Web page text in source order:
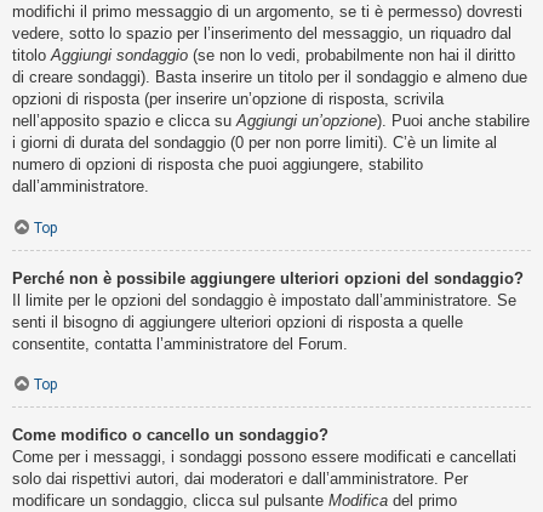
modifichi il primo messaggio di un argomento, se ti è permesso) dovresti
vedere, sotto lo spazio per l’inserimento del messaggio, un riquadro dal
titolo Aggiungi sondaggio (se non lo vedi, probabilmente non hai il diritto
di creare sondaggi). Basta inserire un titolo per il sondaggio e almeno due
opzioni di risposta (per inserire un’opzione di risposta, scrivila
nell’apposito spazio e clicca su Aggiungi un’opzione). Puoi anche stabilire
i giorni di durata del sondaggio (0 per non porre limiti). C’è un limite al
numero di opzioni di risposta che puoi aggiungere, stabilito
dall’amministratore.
Top
Perché non è possibile aggiungere ulteriori opzioni del sondaggio?
Il limite per le opzioni del sondaggio è impostato dall’amministratore. Se
senti il bisogno di aggiungere ulteriori opzioni di risposta a quelle
consentite, contatta l’amministratore del Forum.
Top
Come modifico o cancello un sondaggio?
Come per i messaggi, i sondaggi possono essere modificati e cancellati
solo dai rispettivi autori, dai moderatori e dall’amministratore. Per
modificare un sondaggio, clicca sul pulsante Modifica del primo